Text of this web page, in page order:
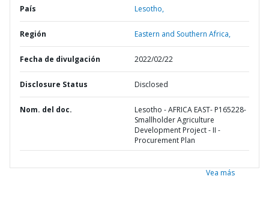
País Lesotho,
Región Eastern and Southern Africa,
Fecha de divulgación 2022/02/22
Disclosure Status Disclosed
Nom. del doc.
Lesotho - AFRICA EAST- P165228-
Smallholder Agriculture
Development Project - II -
Procurement Plan
Vea más